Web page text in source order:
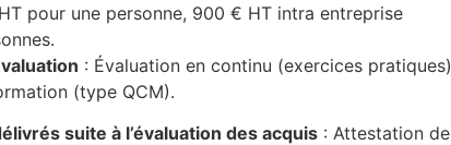
pour une personne, 900 € HT intra entreprise
: Évaluation en continu (exercices pratiques)
(type QCM).
suite à l’évaluation des acquis : Attestation de